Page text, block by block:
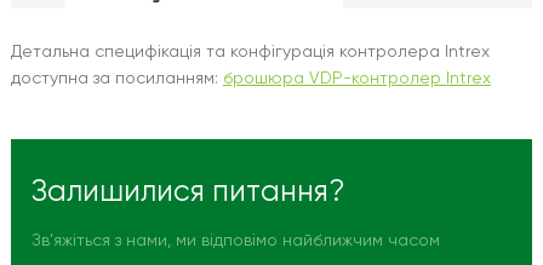
Детальна специфікація та конфігурація контролера Intrex
доступна за посиланням: брошюра VDP-контролер Intrex
Залишилися питання?
Зв'яжіться з нами, ми відповімо найближчим часом